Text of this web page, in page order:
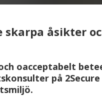
åsikter
oacceptabelt
på